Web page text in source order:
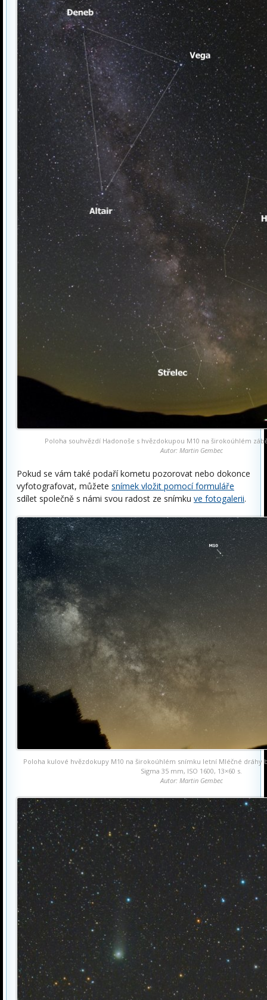
Poloha souhvězdí Hadonoše s hvězdokupou M10 na širokoúhlém
Autor: Martin Gembec
Pokud se vám také podaří kometu pozorovat nebo dokonce
vyfotografovat, můžete snímek vložit pomocí formuláře
sdílet společně s námi svou radost ze snímku ve fotogalerii.
Poloha kulové hvězdokupy M10 na širokoúhlém snímku letní Mléčné dráhy
Sigma 35 mm, ISO 1600, 13×60 s.
Autor: Martin Gembec